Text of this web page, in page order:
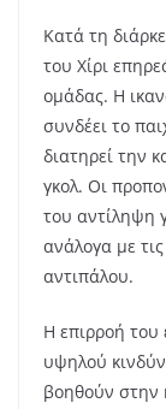
Κατά τη
του Χίρι
ομάδας. Η
συνδέει το
διατηρεί την
γκολ. Οι
του αντίληψη
ανάλογα με
αντιπάλου.
Η επιρροή του
υψηλού
βοηθούν στην